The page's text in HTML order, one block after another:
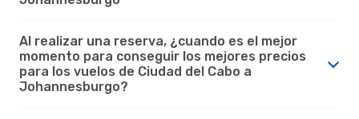
Al realizar una reserva, ¿cuando es el mejor
momento para conseguir los mejores precios
para los vuelos de Ciudad del Cabo a
Johannesburgo?